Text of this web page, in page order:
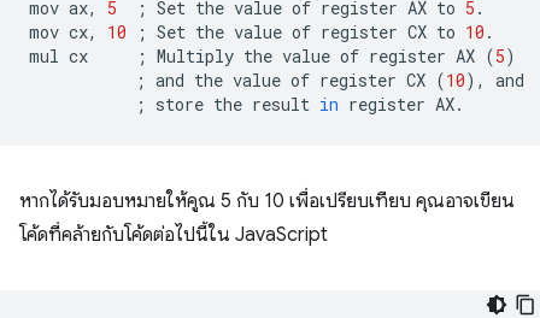
mov ax, 5 ; Set the value of register AX to 5 .
mov cx, 10 ; Set the value of register CX to 10 .
mul cx ; Multiply the value of register AX (5)
; and the value of register CX (10) ,
;
store the result in register
หากได้รับมอบหมายให้คูณ 5 กับ 10 เพื่อเปรียบเทียบ คุณอาจเขียน
โค้ดที่คล้ายกับโค้ดต่อไปนี้ใน JavaScript